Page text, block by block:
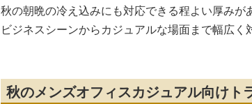
秋の朝晩の冷え込みにも対応できる程よい厚みが
ビジネスシーンからカジュアルな場面まで幅広く
秋のメンズオフィスカジュアル向けト